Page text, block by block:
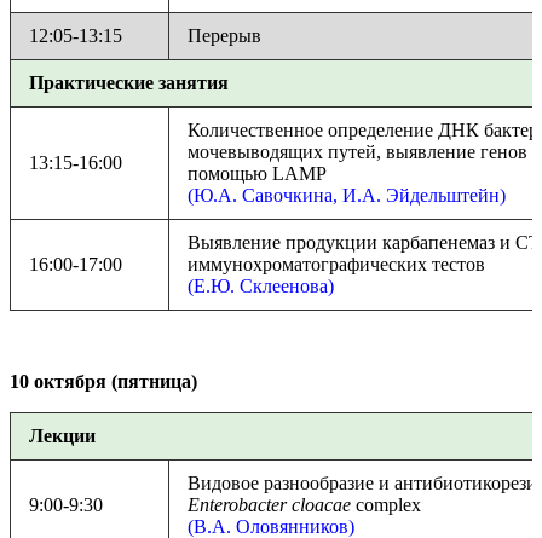
12:05-13:15 Перерыв
Практические занятия
13:15-16:00
Количественное определение ДНК
мочевыводящих путей, выявление генов
помощью LAMP
(Ю.А. Савочкина, И.А. Эйдельштейн)
16:00-17:00
Выявление продукции карбапенемаз и
иммунохроматографических тестов
(Е.Ю. Склеенова)
10 октября (пятница)
Лекции
9:00-9:30
Видовое разнообразие и
Enterobacter cloacae complex
(В.А. Оловянников)